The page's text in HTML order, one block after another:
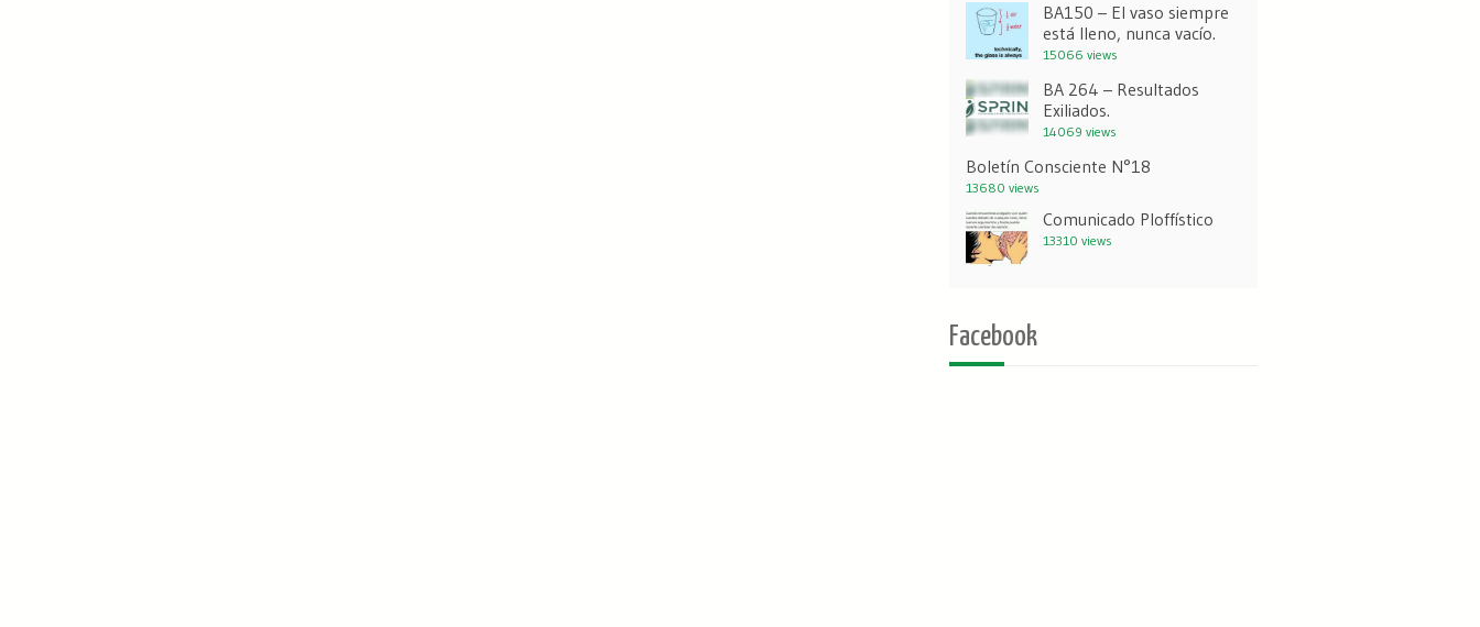
BA150 – El vaso siempre
está lleno, nunca vacío.
15066 views
BA 264 – Resultados
Exiliados.
14069 views
Boletín Consciente N°18
13680 views
Comunicado Ploffístico
13310 views
Facebook